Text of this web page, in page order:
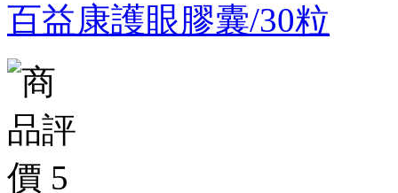
百益康護眼膠囊/30粒